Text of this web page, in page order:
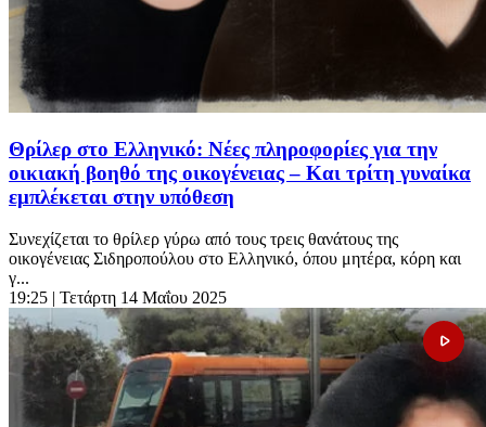
Θρίλερ στο Ελληνικό: Νέες πληροφορίες για την
οικιακή βοηθό της οικογένειας – Και τρίτη γυναίκα
εμπλέκεται στην υπόθεση
Συνεχίζεται το θρίλερ γύρω από τους τρεις θανάτους της
οικογένειας Σιδηροπούλου στο Ελληνικό, όπου μητέρα, κόρη και
γ...
19:25 | Τετάρτη 14 Μαΐου 2025